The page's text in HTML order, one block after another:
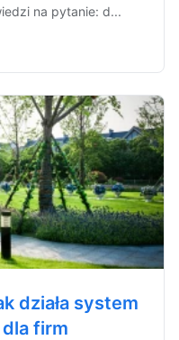
na pytanie: d...
działa system
firm